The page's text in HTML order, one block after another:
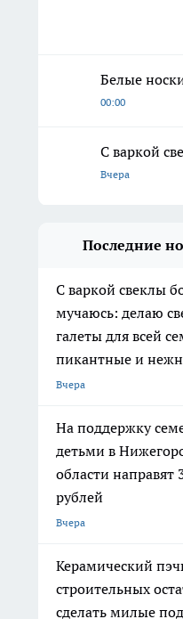
Белые
00:00
С варкой
Вчера
Последние
С варкой свеклы
мучаюсь: делаю
галеты для всей
пикантные и
Вчера
На поддержку
детьми в
области направят
рублей
Вчера
Керамический
строительных
сделать милые